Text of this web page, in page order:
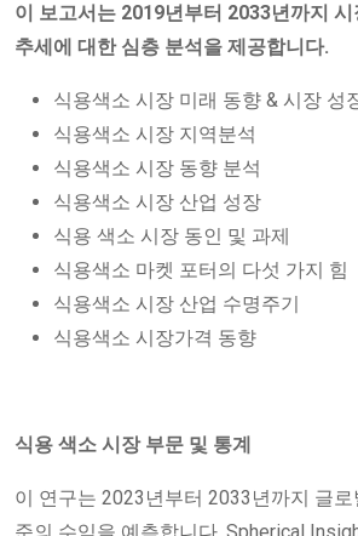
이 보고서는 2019년부터 2033년까지
추세에 대한 심층 분석을 제공합니다.
식용색소 시장 미래 동향 & 시장 성
식용색소 시장 지역분석
식용색소 시장 동향 분석
식용색소 시장 산업 성장
식용 색소 시장 동인 및 과제
식용색소 마켓 포터의 다섯 가지 힘
식용색소 시장 산업 수명주기
식용색소 시장가격 동향
식용 색소 시장 부문 및 통계
이 연구는 2023년부터 2033년까지 글로